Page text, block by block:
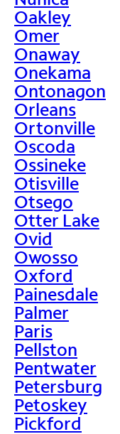
Oakley
Omer
Onaway
Onekama
Ontonagon
Orleans
Ortonville
Oscoda
Ossineke
Otisville
Otsego
Otter Lake
Ovid
Owosso
Oxford
Painesdale
Palmer
Paris
Pellston
Pentwater
Petersburg
Petoskey
Pickford